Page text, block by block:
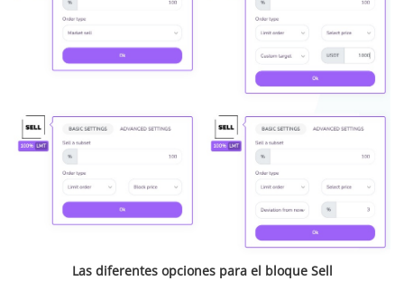
Las diferentes opciones para el bloque Sell